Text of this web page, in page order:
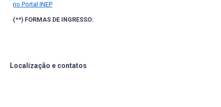
no Portal INEP
(**) FORMAS DE INGRESSO:
Localização e contatos